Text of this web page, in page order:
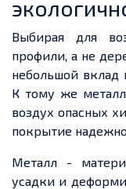
Выбирая для
профили, а не
небольшой вклад
К тому же
воздух опасных
покрытие
Металл -
усадки и